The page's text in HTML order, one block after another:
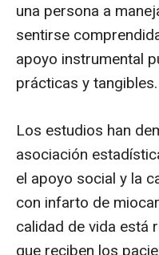
una persona a
sentirse
apoyo instrumental
prácticas y tangibles.
Los estudios han
asociación
el apoyo social y la
con infarto de
calidad de vida está
que reciben los